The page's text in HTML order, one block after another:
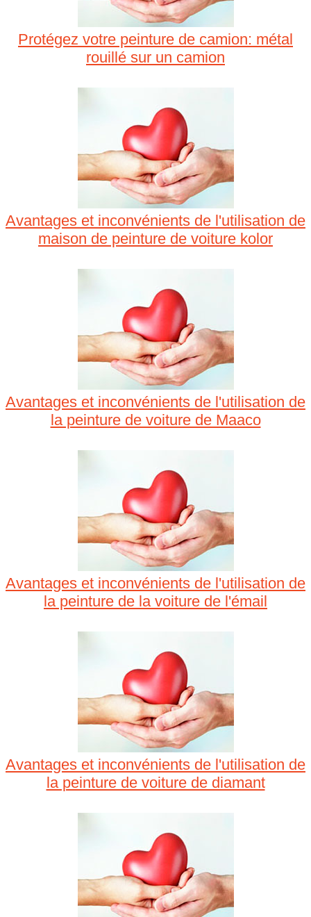
Protégez votre peinture de camion: métal
rouillé sur un camion
Avantages et inconvénients de l'utilisation de
maison de peinture de voiture kolor
Avantages et inconvénients de l'utilisation de
la peinture de voiture de Maaco
Avantages et inconvénients de l'utilisation de
la peinture de la voiture de l'émail
Avantages et inconvénients de l'utilisation de
la peinture de voiture de diamant